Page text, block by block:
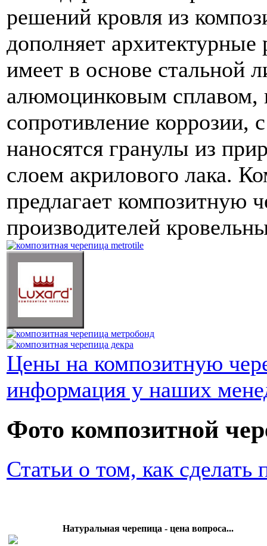
решений кровля из
дополняет
имеет в основе стальной
алюмоцинковым сплавом,
сопротивление коррозии,
наносятся гранулы из
слоем акрилового лака.
предлагает композитную
производителей
Цены на композитную
информация у наших
Фото композитной
Статьи о том, как
Натуральная черепица - цена вопроса...